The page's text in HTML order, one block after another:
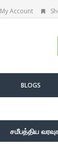
My Account
BLOGS
சமீபத்திய